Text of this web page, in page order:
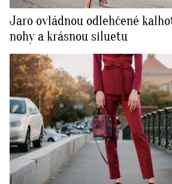
Jaro ovládnou odlehčené
nohy a krásnou siluetu